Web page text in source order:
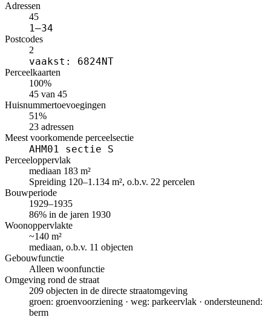
Adressen
45
1–34
Postcodes
2
vaakst: 6824NT
Perceelkaarten
100%
45 van 45
Huisnummertoevoegingen
51%
23 adressen
Meest voorkomende perceelsectie
AHM01 sectie S
Perceeloppervlak
mediaan 183 m²
Spreiding 120–1.134 m², o.b.v. 22 percelen
Bouwperiode
1929–1935
86% in de jaren 1930
Woonoppervlakte
~140 m²
mediaan, o.b.v. 11 objecten
Gebouwfunctie
Alleen woonfunctie
Omgeving rond de straat
209 objecten in de directe straatomgeving
groen: groenvoorziening · weg: parkeervlak · ondersteunend:
berm